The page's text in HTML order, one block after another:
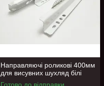
Направляючі роликові 400мм
для висувних шухляд білі